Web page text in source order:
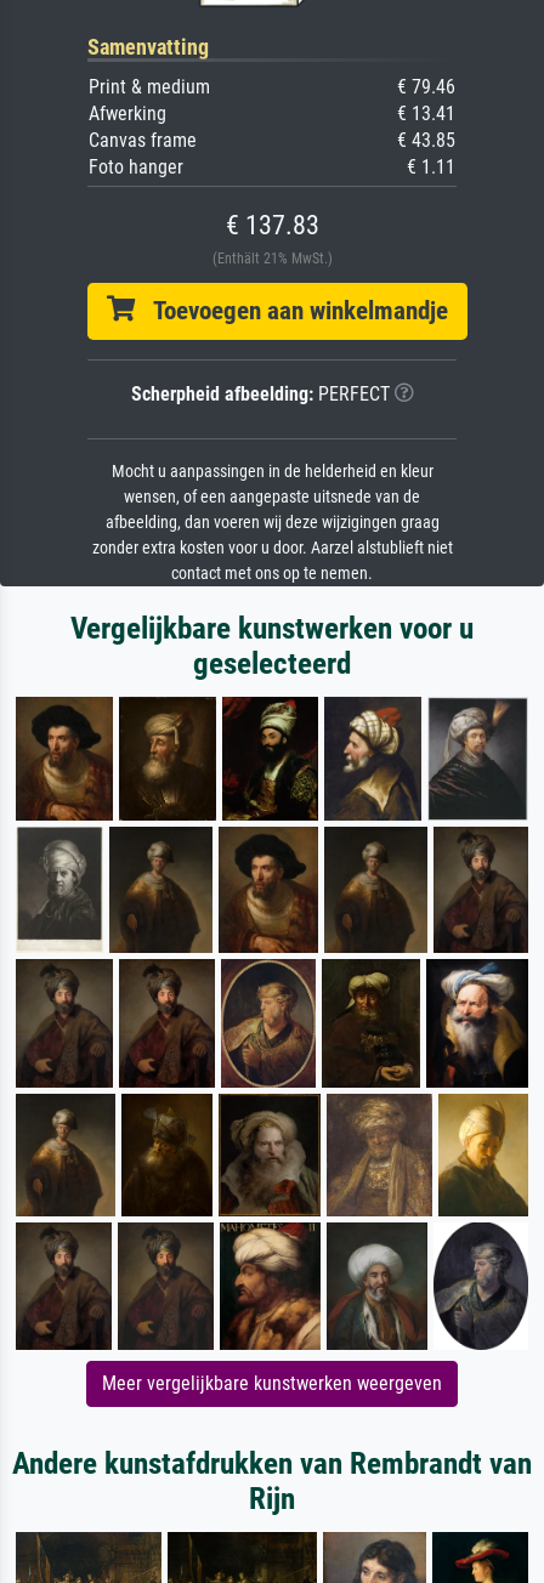
Samenvatting
Print & medium
€ 79.46
Afwerking
€ 13.41
Canvas frame
€ 43.85
Foto hanger
€ 1.11
€ 137.83
(Enthält 21% MwSt.)
Toevoegen aan winkelmandje
Scherpheid afbeelding:PERFECT
Mocht u aanpassingen in de helderheid en kleur
wensen, of een aangepaste uitsnede van de
afbeelding, dan voeren wij deze wijzigingen graag
zonder extra kosten voor u door. Aarzel alstublieft niet
contact met ons op te nemen.
Vergelijkbare kunstwerken voor u
geselecteerd
Meer vergelijkbare kunstwerken weergeven
Andere kunstafdrukken van Rembrandt van
Rijn